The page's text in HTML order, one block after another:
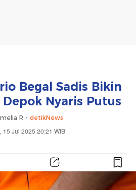
Begal Sadis Bikin
Nyaris Putus
R - detikNews
15 Jul 2025 20:21 WIB